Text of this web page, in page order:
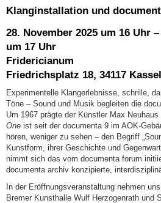
Klanginstallation und
28. November 2025 um 16 Uhr
um 17 Uhr
Fridericianum
Friedrichsplatz 18, 34117 Kassel
Experimentelle Klangerlebnisse, schrille,
Töne – Sound und Musik begleiten die
Um 1967 prägte der Künstler Max Neuhaus
One ist seit der documenta 9 im AOK-
hören, weniger zu sehen – den Begriff
Kunstform, ihrer Geschichte und
nimmt sich das vom documenta forum
documenta archiv konzipierte,
In der Eröffnungsveranstaltung nehmen
Bremer Kunsthalle Wulf Herzogenrath und